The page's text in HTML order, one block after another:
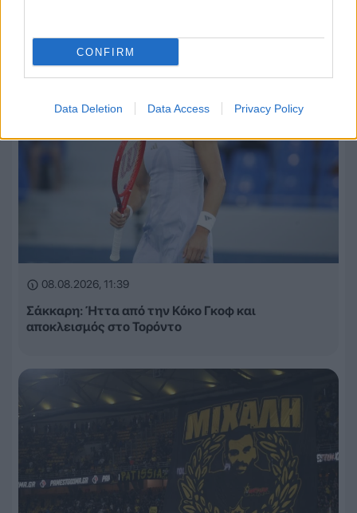
CONFIRM
Data Deletion Data Access Privacy Policy
08.08.2026, 11:39
Σάκκαρη: Ήττα από την Κόκο Γκοφ και
αποκλεισμός στο Τορόντο